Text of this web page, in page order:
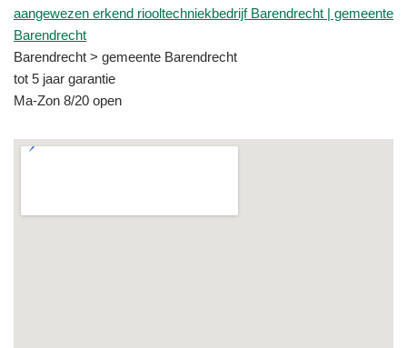
aangewezen erkend riooltechniekbedrijf Barendrecht | gemeente
Barendrecht
Barendrecht > gemeente Barendrecht
tot 5 jaar garantie
Ma-Zon 8/20 open